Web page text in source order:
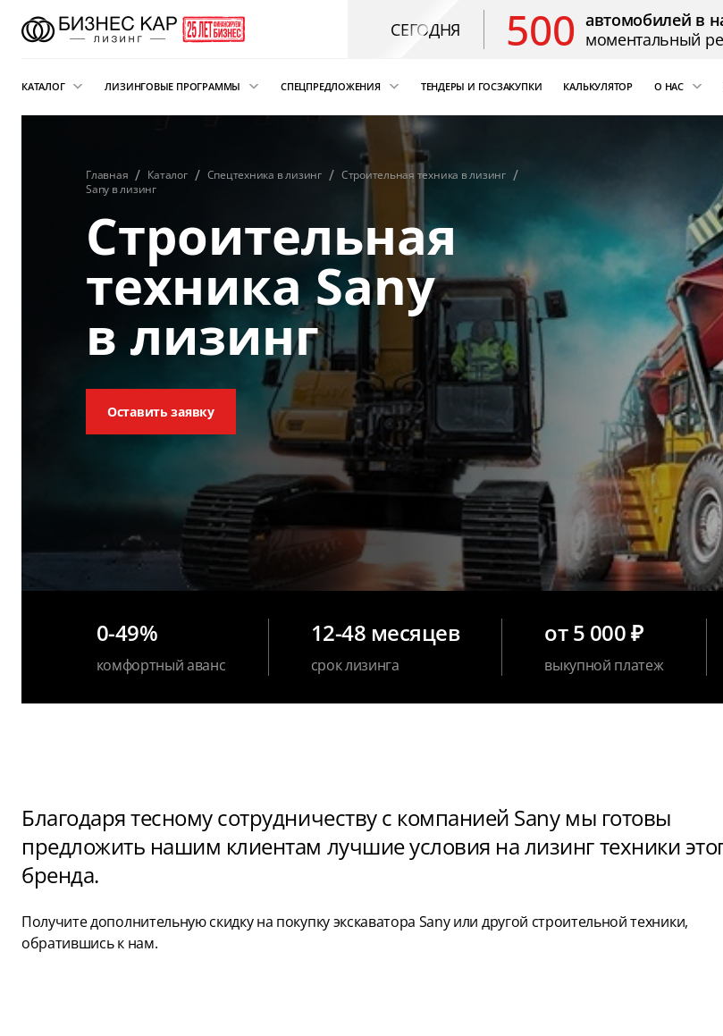
СЕГОДНЯ 500 автомобилей в
моментальный
КАТАЛОГ
Автомобили с пробегом
Складская техника
и погрузчики
Грузовые автомобили
Спецтехника
Коммерческий транспорт
Автобусы
ЛИЗИНГОВЫЕ ПРОГРАММЫ
Операционная аренда
Подписка на автомобиль
Возвратный лизинг
Трейд-ин автомобиля в лизинг
СПЕЦПРЕДЛОЖЕНИЯ
Аварийная помощь
электрокарам от Цезарь
Сателлит
ТЕНДЕРЫ И ГОСЗАКУПКИ КАЛЬКУЛЯТОР О НАС
Главная Каталог Спецтехника в лизинг
Строительная техника в лизинг
Sany в лизинг
Строительная
техника Sany
в лизинг
Оставить заявку
0-49%
комфортный аванс
12-48 месяцев
срок лизинга
от 5 000 ₽
выкупной платеж
Благодаря тесному сотрудничеству с компанией Sany мы готовы
предложить нашим клиентам лучшие условия на лизинг техники
бренда.
Получите дополнительную скидку на покупку экскаватора Sany или другой строительной техники,
обратившись к нам.